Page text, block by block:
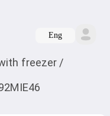
Eng
freezer /